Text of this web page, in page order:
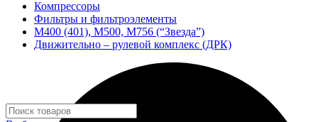
Компрессоры
Фильтры и фильтроэлементы
М400 (401), М500, М756 (“Звезда”)
Движительно – рулевой комплекс (ДРК)